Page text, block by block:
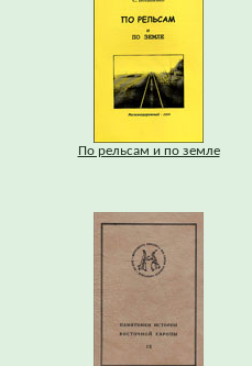
По рельсам и по земле